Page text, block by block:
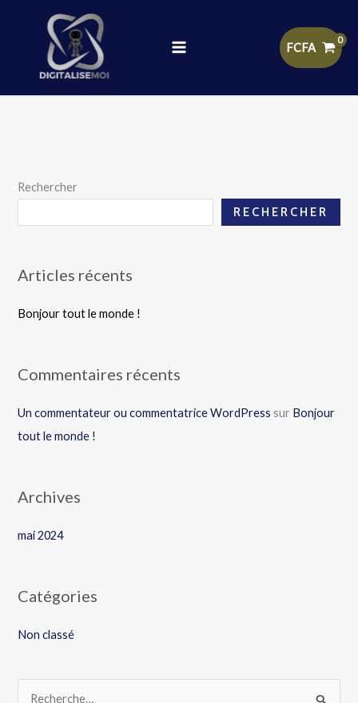
FCFA
Rechercher
RECHERCHER
Articles récents
Bonjour tout le monde !
Commentaires récents
Un commentateur ou commentatrice WordPress sur Bonjour
tout le monde !
Archives
mai 2024
Catégories
Non classé